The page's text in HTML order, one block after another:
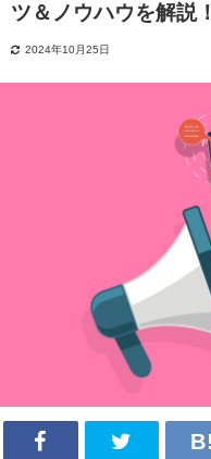
ツ＆ノウハウを解説！
2024年10月25日